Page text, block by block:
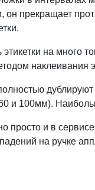
он прекращает
на много
наклеивания
60 и 100мм).
просто и в
на ручке